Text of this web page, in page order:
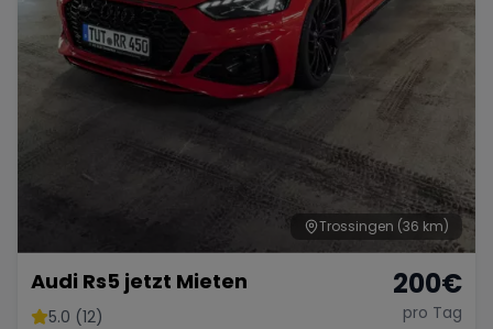
Trossingen (36 km)
Audi Rs5 jetzt Mieten
5.0 (12)
200€
pro Tag